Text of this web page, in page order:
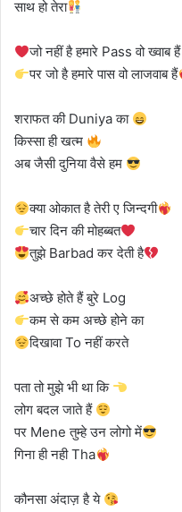
साथ हो तेरा
जो नहीं है हमारे Pass वो ख्वाब हैं
पर जो है हमारे पास वो लाजवाब हैं
शराफत की Duniya का
किस्सा ही खत्म
अब जैसी दुनिया वैसे हम
क्या ओकात है तेरी ए जिन्दगी
चार दिन की मोहब्बत
तुझे Barbad कर देती है
अच्छे होते हैं बुरे Log
कम से कम अच्छे होने का
दिखावा To नहीं करते
पता तो मुझे भी था कि
लोग बदल जाते हैं
पर Mene तुम्हे उन लोगो में
गिना ही नही Tha
कौनसा अंदाज़ है ये